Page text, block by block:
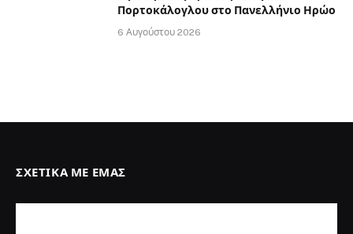
Πορτοκάλογλου στο Πανελλήνιο Ηρώο
6 Αυγούστου 2026
ΣΧΕΤΙΚΆ ΜΕ ΕΜΆΣ